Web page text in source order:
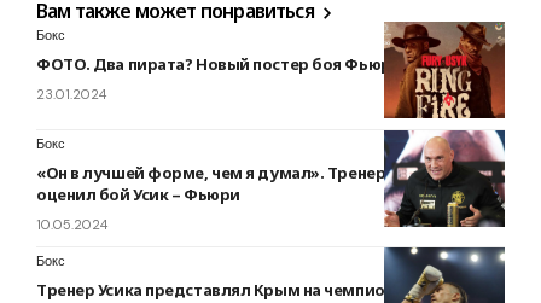
Вам также может понравиться
Бокс
ФОТО. Два пирата? Новый постер боя Фьюри – Усик
23.01.2024
Бокс
«Он в лучшей форме, чем я думал». Тренер Уайлдера
оценил бой Усик – Фьюри
10.05.2024
Бокс
Тренер Усика представлял Крым на чемпионате России